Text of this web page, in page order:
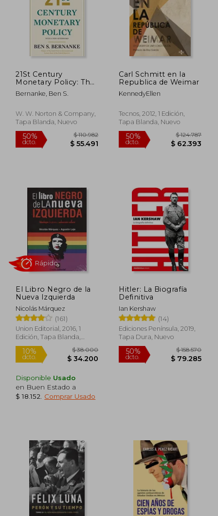
dcto. $ 75.354
40%
dcto.
50%
dcto.
$ 118.004
$ 59.002
50%
dcto.
Rápido
21St Century
Monetary Policy: The
Federal Reserve From
the Great Inflation to
Bernanke, Ben S.
W. W. Norton & Company,
Tapa Blanda, Nuevo
50%
dcto.
$ 110.982
$ 55.491
Carl Schmitt en la
Republica de Weimar
KennedyEllen
Tecnos, 2012, 1 Edición,
Tapa Blanda, Nuevo
dcto.
El Libro Negro de la
Nueva Izquierda
Nicolás Márquez
(161)
Union Editorial, 2016, 1
Edición, Tapa Blanda,
Nuevo
Disponible Usado
en Buen Estado a
$ 18.152
Comprar Usado
Hitler: La Biografía
Definitiva
Ian Kershaw
(14)
Ediciones Península, 2019,
Tapa Dura, Nuevo